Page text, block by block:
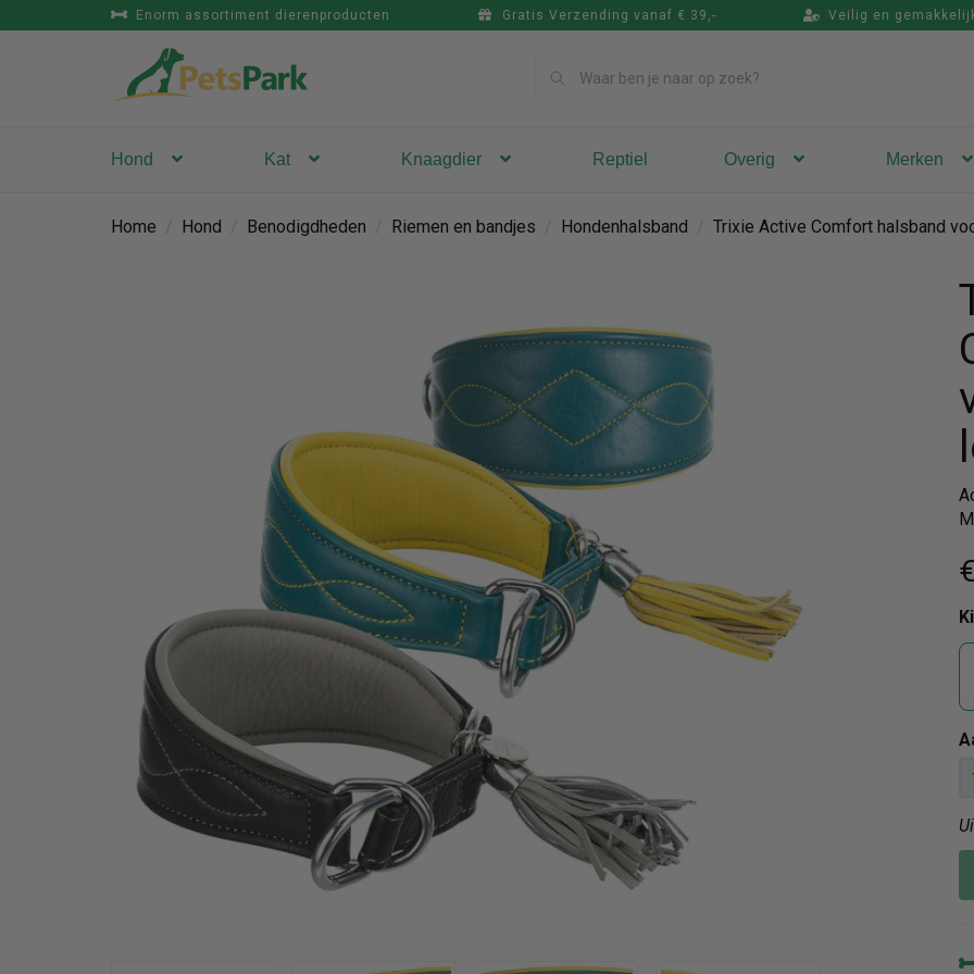
Enorm assortiment dierenproducten Gratis Verzending vanaf € 39,- Veilig en
Hond Kat Knaagdier Reptiel Overig Merken
Home Hond Benodigdheden Riemen en bandjes Hondenhalsband Trixie Active Comfort halsband